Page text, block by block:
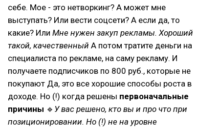
себе. Мое - это нетворкинг? А может мне
выступать? Или вести соцсети? А если да, то
какие? Или ⁠ Мне нужен закуп рекламы. Хороший
такой, качественный А потом тратите деньги на
специалиста по рекламе, на саму рекламу. И
получаете подписчиков по 800 руб., которые не
покупают Да, это все хорошие способы роста в
доходе. Но (!) когда решены первоначальные
причины 🔹 У вас решено, кто вы и про что при
позиционировании. Но (!) не на уровне